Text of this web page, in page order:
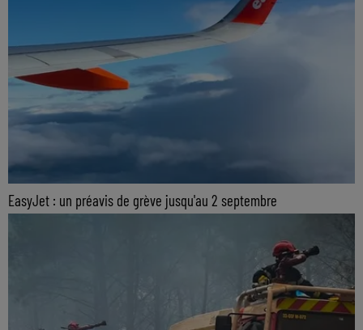
EasyJet : un préavis de grève jusqu'au 2 septembre